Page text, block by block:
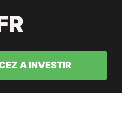
A INVESTIR